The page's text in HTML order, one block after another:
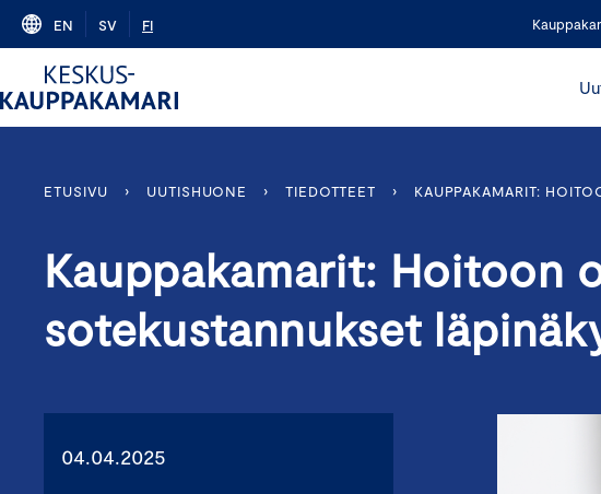
Skip
content
EN SV FI
ETUSIVU › UUTISHUONE › TIEDOTTEET › KAUPPAKAMARIT:
Kauppakamarit: Hoitoon
sotekustannukset
04.04.2025